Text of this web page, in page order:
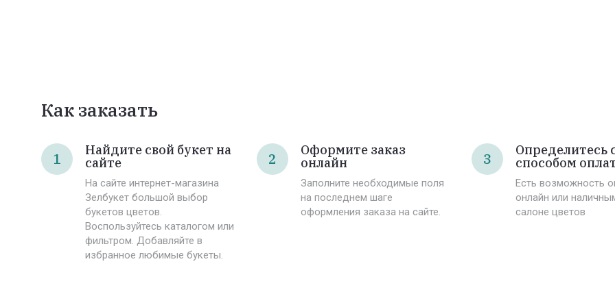
Как заказать
1
Найдите свой букет на
сайте
На сайте интернет-магазина
Зелбукет большой выбор
букетов цветов.
Воспользуйтесь каталогом или
фильтром. Добавляйте в
избранное любимые букеты.
2
Оформите заказ
онлайн
Заполните необходимые поля
на последнем шаге
оформления заказа на сайте.
3
Определитесь
способом
Есть возможность
онлайн или
салоне цветов